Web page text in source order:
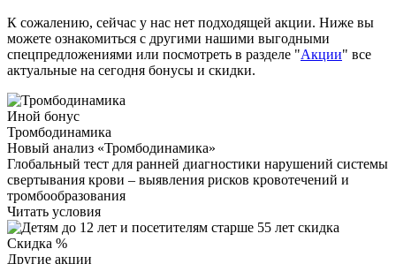
К сожалению, сейчас у нас нет подходящей акции. Ниже вы
можете ознакомиться с другими нашими выгодными
спецпредложениями или посмотреть в разделе "Акции" все
актуальные на сегодня бонусы и скидки.
Иной бонус
Тромбодинамика
Новый анализ «Тромбодинамика»
Глобальный тест для ранней диагностики нарушений системы
свертывания крови – выявления рисков кровотечений и
тромбообразования
Читать условия
Скидка %
Другие акции